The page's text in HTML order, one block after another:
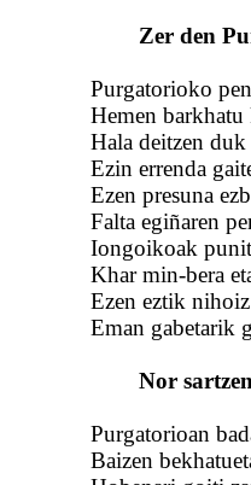
Zer den
Purgatorioko
Hemen barkhatu
Hala deitzen
Ezin errenda
Ezen presuna
Falta egiñaren
Iongoikoak
Khar min-bera
Ezen eztik
Eman gabetarik
Nor
Purgatorioan
Baizen